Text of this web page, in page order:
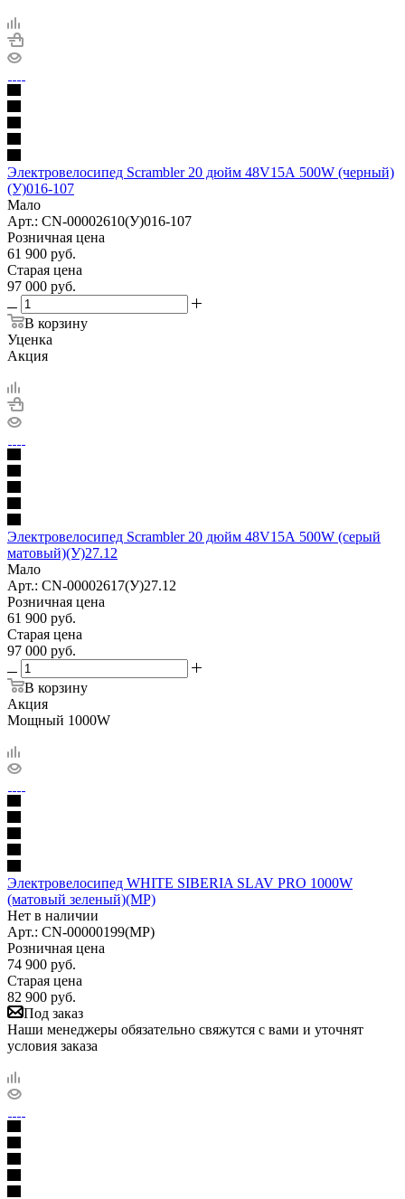
Электровелосипед Scrambler 20 дюйм 48V15А 500W (черный)
(У)016-107
Мало
Арт.: CN-00002610(У)016-107
Розничная цена
61 900 руб.
Старая цена
97 000 руб.
В корзину
Уценка
Акция
Электровелосипед Scrambler 20 дюйм 48V15А 500W (серый
матовый)(У)27.12
Мало
Арт.: CN-00002617(У)27.12
Розничная цена
61 900 руб.
Старая цена
97 000 руб.
В корзину
Акция
Мощный 1000W
Электровелосипед WHITE SIBERIA SLAV PRO 1000W
(матовый зеленый)(МР)
Нет в наличии
Арт.: CN-00000199(МР)
Розничная цена
74 900 руб.
Старая цена
82 900 руб.
Под заказ
Наши менеджеры обязательно свяжутся с вами и уточнят
условия заказа